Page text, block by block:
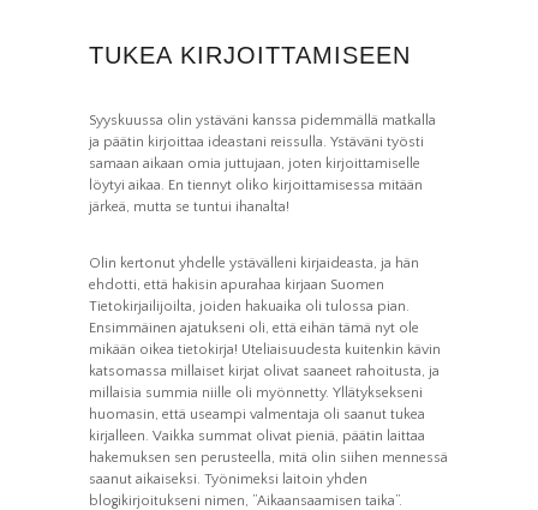
TUKEA KIRJOITTAMISEEN
Syyskuussa olin ystäväni kanssa pidemmällä matkalla
ja päätin kirjoittaa ideastani reissulla. Ystäväni työsti
samaan aikaan omia juttujaan, joten kirjoittamiselle
löytyi aikaa. En tiennyt oliko kirjoittamisessa mitään
järkeä, mutta se tuntui ihanalta!
Olin kertonut yhdelle ystävälleni kirjaideasta, ja hän
ehdotti, että hakisin apurahaa kirjaan Suomen
Tietokirjailijoilta, joiden hakuaika oli tulossa pian.
Ensimmäinen ajatukseni oli, että eihän tämä nyt ole
mikään oikea tietokirja! Uteliaisuudesta kuitenkin kävin
katsomassa millaiset kirjat olivat saaneet rahoitusta, ja
millaisia summia niille oli myönnetty. Yllätyksekseni
huomasin, että useampi valmentaja oli saanut tukea
kirjalleen. Vaikka summat olivat pieniä, päätin laittaa
hakemuksen sen perusteella, mitä olin siihen mennessä
saanut aikaiseksi. Työnimeksi laitoin yhden
blogikirjoitukseni nimen, ”Aikaansaamisen taika”.